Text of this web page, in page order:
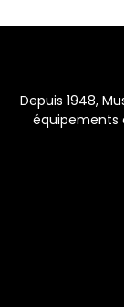
Depuis 1948,
équipements